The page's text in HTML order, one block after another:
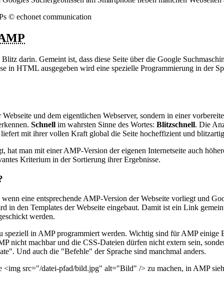
darin. Gemeint ist, dass diese Seite über die Google
in HTML ausgegeben wird eine spezielle Programmierung in der
und dem eigentlichen Webserver, sondern in einer
Schnell im wahrsten Sinne des Wortes: Blitzschnell. Die
mit ihrer vollen Kraft global die Seite hocheffizient und
hat man mit einer AMP-Version der eigenen Internetseite auch
Kriterium in der Sortierung ihrer Ergebnisse.
eine entsprechende AMP-Version der Webseite vorliegt und
in den Templates der Webseite eingebaut. Damit ist ein Link
werden.
speziell in AMP programmiert werden. Wichtig sind für AMP einige
nicht machbar und die CSS-Dateien dürfen nicht extern sein,
Und auch die "Befehle" der Sprache sind manchmal anders.
src="/datei-pfad/bild.jpg" alt="Bild" /> zu machen, in AMP